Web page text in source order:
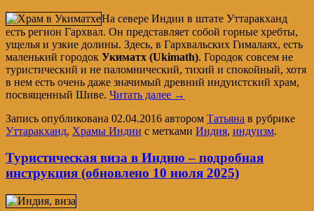
На севере Индии в штате Уттаракханд
есть регион Гархвал. Он представляет собой горные хребты,
ущелья и узкие долины. Здесь, в Гархвальских Гималаях, есть
маленький городок Укиматх (Ukimath). Городок совсем не
туристический и не паломнический, тихий и спокойный, хотя
в нем есть очень даже значимый древний индуистский храм,
посвященный Шиве. Читать далее →
Запись опубликована 02.04.2016 автором Татьяна в рубрике
Уттаракханд, Храмы Индии с метками Индия, индуизм.
Туристическая виза в Индию – подробная
инструкция (обновлено 10 июля 2025)